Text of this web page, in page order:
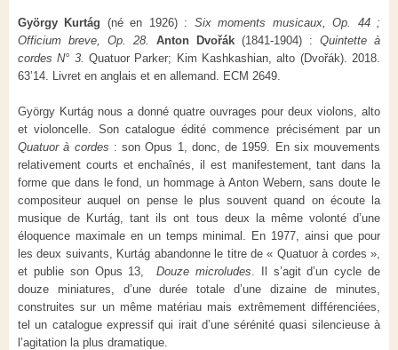
György Kurtág (né en 1926) : Six moments musicaux, Op. 44 ;
Officium breve, Op. 28. Anton Dvořák (1841-1904) : Quintette à
cordes N° 3. Quatuor Parker; Kim Kashkashian, alto (Dvořák). 2018.
63’14. Livret en anglais et en allemand. ECM 2649.
György Kurtág nous a donné quatre ouvrages pour deux violons, alto
et violoncelle. Son catalogue édité commence précisément par un
Quatuor à cordes : son Opus 1, donc, de 1959. En six mouvements
relativement courts et enchaînés, il est manifestement, tant dans la
forme que dans le fond, un hommage à Anton Webern, sans doute le
compositeur auquel on pense le plus souvent quand on écoute la
musique de Kurtág, tant ils ont tous deux la même volonté d’une
éloquence maximale en un temps minimal. En 1977, ainsi que pour
les deux suivants, Kurtág abandonne le titre de « Quatuor à cordes »,
et publie son Opus 13, Douze microludes . Il s’agit d’un cycle de
douze miniatures, d’une durée totale d’une dizaine de minutes,
construites sur un même matériau mais extrêmement différenciées,
tel un catalogue expressif qui irait d’une sérénité quasi silencieuse à
l’agitation la plus dramatique.